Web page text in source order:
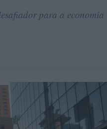
para a economia